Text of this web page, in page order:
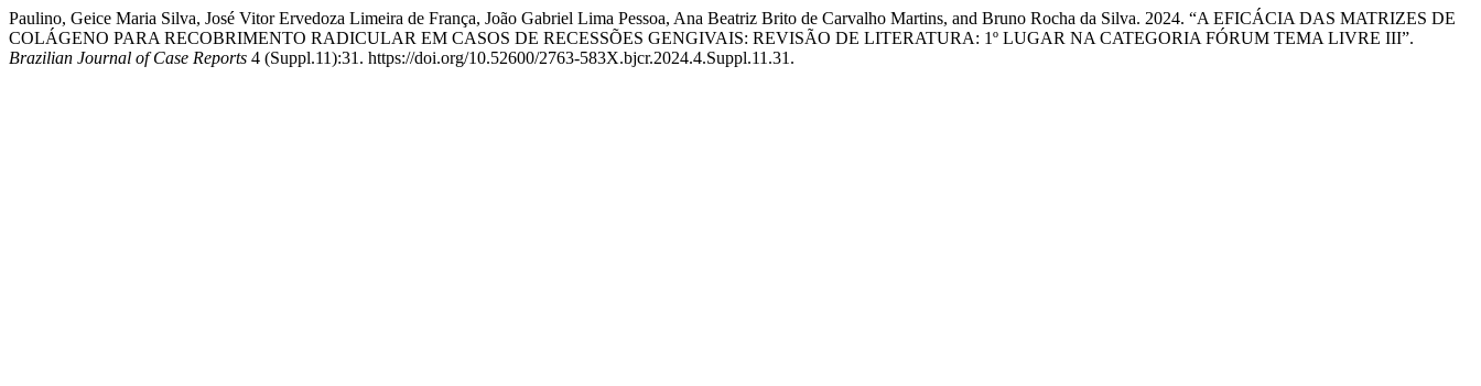
Paulino, Geice Maria Silva, José Vitor Ervedoza Limeira de França, João Gabriel Lima Pessoa, Ana Beatriz Brito de Carvalho Martins, and Bruno Rocha da Silva. 2024. “A EFICÁCIA DAS MATRIZES DE
COLÁGENO PARA RECOBRIMENTO RADICULAR EM CASOS DE RECESSÕES GENGIVAIS: REVISÃO DE LITERATURA: 1º LUGAR NA CATEGORIA FÓRUM TEMA LIVRE III”.
Brazilian Journal of Case Reports 4 (Suppl.11):31. https://doi.org/10.52600/2763-583X.bjcr.2024.4.Suppl.11.31.